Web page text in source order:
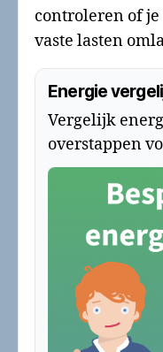
controleren of
vaste lasten
Energie
Vergelijk
overstappen